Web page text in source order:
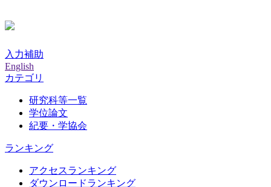
入力補助
English
カテゴリ
研究科等一覧
学位論文
紀要・学協会
ランキング
アクセスランキング
ダウンロードランキング